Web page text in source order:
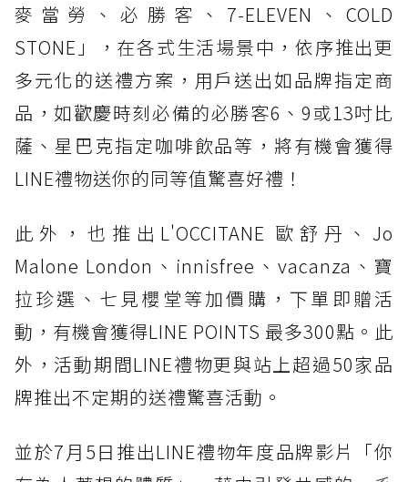
麥當勞、必勝客、7-ELEVEN、COLD
STONE」，在各式生活場景中，依序推出更
多元化的送禮方案，用戶送出如品牌指定商
品，如歡慶時刻必備的必勝客6、9或13吋比
薩、星巴克指定咖啡飲品等，將有機會獲得
LINE禮物送你的同等值驚喜好禮！
此外，也推出L'OCCITANE 歐舒丹、Jo
Malone London、innisfree、vacanza、寶
拉珍選、七見櫻堂等加價購，下單即贈活
動，有機會獲得LINE POINTS 最多300點。此
外，活動期間LINE禮物更與站上超過50家品
牌推出不定期的送禮驚喜活動。
並於7月5日推出LINE禮物年度品牌影片「你